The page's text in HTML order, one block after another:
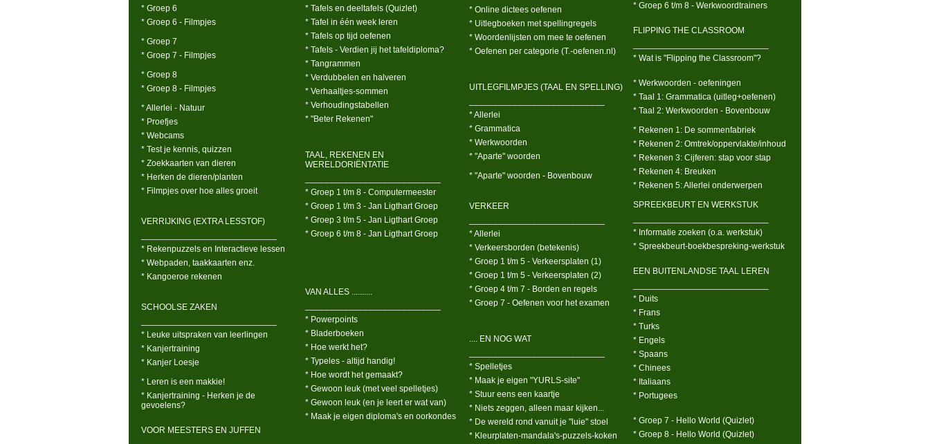
* Groep 6
* Groep 6 - Filmpjes
* Groep 7
* Groep 7 - Filmpjes
* Groep 8
* Groep 8 - Filmpjes
* Allerlei - Natuur
* Proefjes
* Webcams
* Test je kennis, quizzen
* Zoekkaarten van dieren
* Herken de dieren/planten
* Filmpjes over hoe alles groeit
VERRIJKING (EXTRA LESSTOF)
* Rekenpuzzels en Interactieve lessen
* Webpaden, taakkaarten enz.
* Kangoeroe rekenen
SCHOOLSE ZAKEN
* Leuke uitspraken van leerlingen
* Kanjertraining
* Kanjer Loesje
* Leren is een makkie!
* Kanjertraining - Herken je de
gevoelens?
VOOR MEESTERS EN JUFFEN
* Tafels en deeltafels (Quizlet)
* Tafel in één week leren
* Tafels op tijd oefenen
* Tafels - Verdien jij het tafeldiploma?
* Tangrammen
* Verdubbelen en halveren
* Verhaaltjes-sommen
* Verhoudingstabellen
* "Beter Rekenen"
TAAL, REKENEN EN
WERELDORIËNTATIE
* Groep 1 t/m 8 - Computermeester
* Groep 1 t/m 3 - Jan Ligthart Groep
* Groep 3 t/m 5 - Jan Ligthart Groep
* Groep 6 t/m 8 - Jan Ligthart Groep
VAN ALLES ..........
* Powerpoints
* Bladerboeken
* Hoe werkt het?
* Typeles - altijd handig!
* Hoe wordt het gemaakt?
* Gewoon leuk (met veel spelletjes)
* Gewoon leuk (en je leert er wat van)
* Maak je eigen diploma's en oorkondes
* Online dictees oefenen
* Uitlegboeken met spellingregels
* Woordenlijsten om mee te oefenen
* Oefenen per categorie (T.-oefenen.nl)
UITLEGFILMPJES (TAAL EN SPELLING)
* Allerlei
* Grammatica
* Werkwoorden
* "Aparte" woorden
* "Aparte" woorden - Bovenbouw
VERKEER
* Allerlei
* Verkeersborden (betekenis)
* Groep 1 t/m 5 - Verkeersplaten (1)
* Groep 1 t/m 5 - Verkeersplaten (2)
* Groep 4 t/m 7 - Borden en regels
* Groep 7 - Oefenen voor het examen
.... EN NOG WAT
* Spelletjes
* Maak je eigen "YURLS-site"
* Stuur eens een kaartje
* Niets zeggen, alleen maar kijken...
* De wereld rond vanuit je "luie" stoel
* Kleurplaten-mandala's-puzzels-koken
* Groep 6 t/m 8 - Werkwoordtrainers
FLIPPING THE CLASSROOM
* Wat is "Flipping the Classroom"?
* Werkwoorden - oefeningen
* Taal 1: Grammatica (uitleg+oefenen)
* Taal 2: Werkwoorden - Bovenbouw
* Rekenen 1: De sommenfabriek
* Rekenen 2: Omtrek/oppervlakte/inhoud
* Rekenen 3: Cijferen: stap voor stap
* Rekenen 4: Breuken
* Rekenen 5: Allerlei onderwerpen
SPREEKBEURT EN WERKSTUK
* Informatie zoeken (o.a. werkstuk)
* Spreekbeurt-boekbespreking-werkstuk
EEN BUITENLANDSE TAAL LEREN
* Duits
* Frans
* Turks
* Engels
* Spaans
* Chinees
* Italiaans
* Portugees
* Groep 7 - Hello World (Quizlet)
* Groep 8 - Hello World (Quizlet)